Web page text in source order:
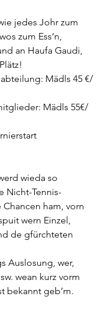
jedes Johr zum
zum Ess‘n,
an Haufa Gaudi,
Mädls 45 €/
Mädls 55€/
wieda so
Nicht-Tennis-
Chancen ham, vorn
wern Einzel,
de gfürchteten
Auslosung, wer,
wean kurz vorm
bekannt geb’m.